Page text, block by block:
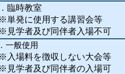
臨時教室
に使用する講習会等
学者及び同伴者入場不可
一般使用
料を徴収しない大会等
学者及び同伴者の入場可